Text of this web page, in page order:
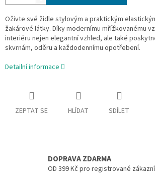
Oživte své židle stylovým a praktickým
žakárové látky. Díky modernímu mřížkovanému
interiéru nejen elegantní vzhled, ale také
skvrnám, oděru a každodennímu opotřebení.
Detailní informace
ZEPTAT SE HLÍDAT SDÍLET
DOPRAVA ZDARMA
OD 399 Kč pro registrované